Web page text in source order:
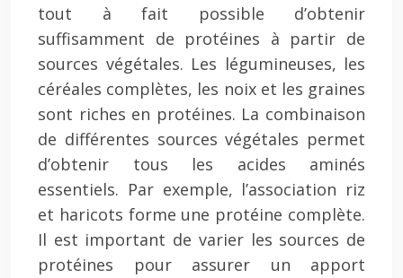
tout à fait possible d’obtenir
suffisamment de protéines à partir de
sources végétales. Les légumineuses, les
céréales complètes, les noix et les graines
sont riches en protéines. La combinaison
de différentes sources végétales permet
d’obtenir tous les acides aminés
essentiels. Par exemple, l’association riz
et haricots forme une protéine complète.
Il est important de varier les sources de
protéines pour assurer un apport